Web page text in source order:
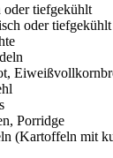
oder tiefgekühlt
oder tiefgekühlt
Porridge
(Kartoffeln mit